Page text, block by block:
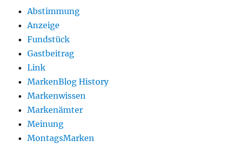
Abstimmung
Anzeige
Fundstück
Gastbeitrag
Link
MarkenBlog History
Markenwissen
Markenämter
Meinung
MontagsMarken